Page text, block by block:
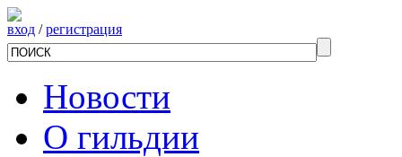
вход /регистрация
Новости
О гильдии